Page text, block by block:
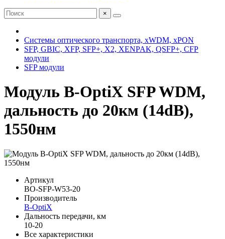
×
Системы оптического транспорта, xWDM, xPON
SFP, GBIC, XFP, SFP+, X2, XENPAK, QSFP+, CFP
модули
SFP модули
Модуль B-OptiX SFP WDM,
дальность до 20км (14dB),
1550нм
Артикул
BO-SFP-W53-20
Производитель
B-OptiX
Дальность передачи, км
10-20
Все характеристики